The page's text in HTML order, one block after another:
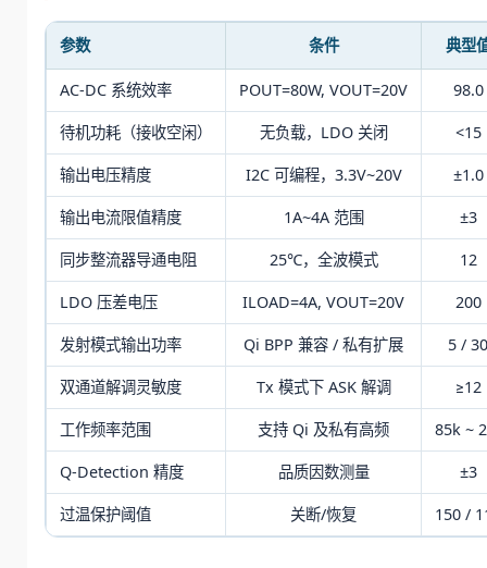
参数 条件 典型
AC-DC 系统效率 POUT=80W, VOUT=20V 98.0
待机功耗（接收空闲） 无负载，LDO 关闭 <15
输出电压精度 I2C 可编程，3.3V~20V ±1.0
输出电流限值精度 1A~4A 范围 ±3
同步整流器导通电阻 25℃，全波模式 12
LDO 压差电压 ILOAD=4A, VOUT=20V 200
发射模式输出功率 Qi BPP 兼容 / 私有扩展 5 / 30
双通道解调灵敏度 Tx 模式下 ASK 解调 ≥12
工作频率范围 支持 Qi 及私有高频 85k ~
Q-Detection 精度 品质因数测量 ±3
过温保护阈值 关断/恢复 150 /